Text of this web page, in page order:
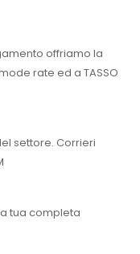
offriamo la
rate ed a TASSO
settore. Corrieri
tua completa